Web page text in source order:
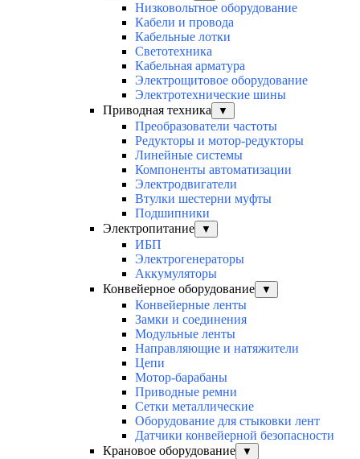
Низковольтное оборудование
Кабели и провода
Кабельные лотки
Светотехника
Кабельная арматура
Электрощитовое оборудование
Электротехнические шины
Приводная техника
▼
Преобразователи частоты
Редукторы и мотор-редукторы
Линейные системы
Компоненты автоматизации
Электродвигатели
Втулки шестерни муфты
Подшипники
Электропитание
▼
ИБП
Электрогенераторы
Аккумуляторы
Конвейерное оборудование
▼
Конвейерные ленты
Замки и соединения
Модульные ленты
Направляющие и натяжители
Цепи
Мотор-барабаны
Приводные ремни
Сетки металлические
Оборудование для стыковки лент
Датчики конвейерной безопасности
Крановое оборудование
▼